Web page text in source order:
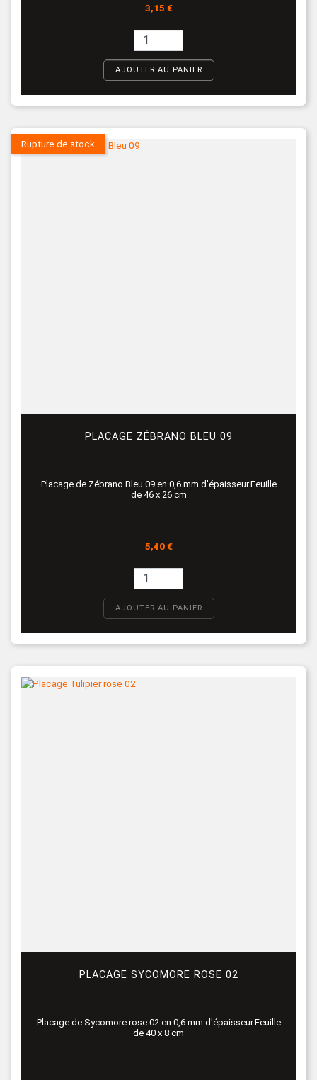
Prix
3,15 €
AJOUTER AU PANIER
PLACAGE ZÉBRANO BLEU 09
Placage de Zébrano Bleu 09 en 0,6 mm d'épaisseur.Feuille
de 46 x 26 cm
Prix
5,40 €
AJOUTER AU PANIER
Rupture de stock
PLACAGE SYCOMORE ROSE 02
Placage de Sycomore rose 02 en 0,6 mm d'épaisseur.Feuille
de 40 x 8 cm